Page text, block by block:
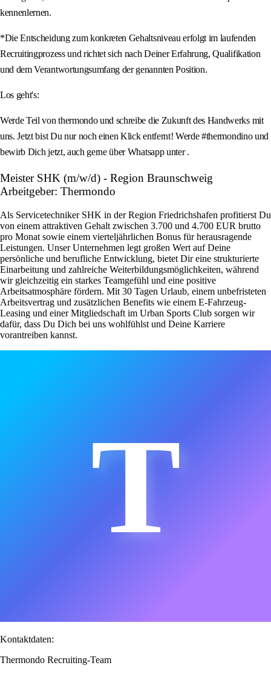
kennenlernen.
*Die Entscheidung zum konkreten Gehaltsniveau erfolgt im laufenden
Recruitingprozess und richtet sich nach Deiner Erfahrung, Qualifikation
und dem Verantwortungsumfang der genannten Position.
Los geht's:
Werde Teil von thermondo und schreibe die Zukunft des Handwerks mit
uns. Jetzt bist Du nur noch einen Klick entfernt! Werde #thermondino und
bewirb Dich jetzt, auch gerne über Whatsapp unter .
Meister SHK (m/w/d) - Region Braunschweig
Arbeitgeber: Thermondo
Als Servicetechniker SHK in der Region Friedrichshafen profitierst Du
von einem attraktiven Gehalt zwischen 3.700 und 4.700 EUR brutto
pro Monat sowie einem vierteljährlichen Bonus für herausragende
Leistungen. Unser Unternehmen legt großen Wert auf Deine
persönliche und berufliche Entwicklung, bietet Dir eine strukturierte
Einarbeitung und zahlreiche Weiterbildungsmöglichkeiten, während
wir gleichzeitig ein starkes Teamgefühl und eine positive
Arbeitsatmosphäre fördern. Mit 30 Tagen Urlaub, einem unbefristeten
Arbeitsvertrag und zusätzlichen Benefits wie einem E-Fahrzeug-
Leasing und einer Mitgliedschaft im Urban Sports Club sorgen wir
dafür, dass Du Dich bei uns wohlfühlst und Deine Karriere
vorantreiben kannst.
T
Kontaktdaten:
Thermondo Recruiting-Team